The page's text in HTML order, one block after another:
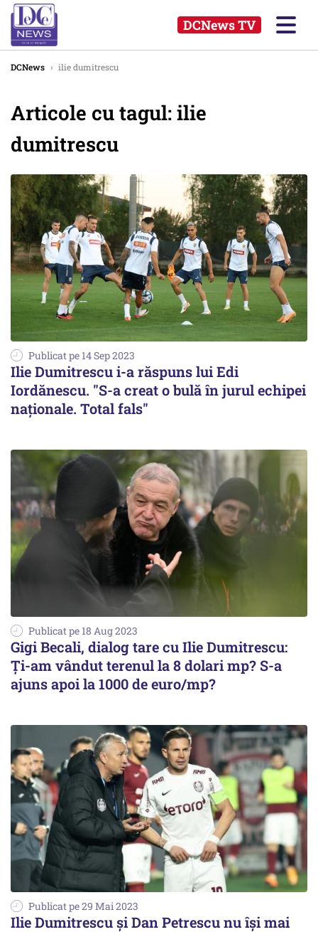
DCNews TV
DCNews › ilie dumitrescu
Articole cu tagul: ilie
dumitrescu
Publicat pe 14 Sep 2023
Ilie Dumitrescu i-a răspuns lui Edi
Iordănescu. "S-a creat o bulă în jurul echipei
naţionale. Total fals"
Publicat pe 18 Aug 2023
Gigi Becali, dialog tare cu Ilie Dumitrescu:
Ți-am vândut terenul la 8 dolari mp? S-a
ajuns apoi la 1000 de euro/mp?
Publicat pe 29 Mai 2023
Ilie Dumitrescu şi Dan Petrescu nu îşi mai